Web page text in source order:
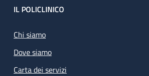
Footer
IL POLICLINICO
Chi siamo
Dove siamo
Carta dei servizi